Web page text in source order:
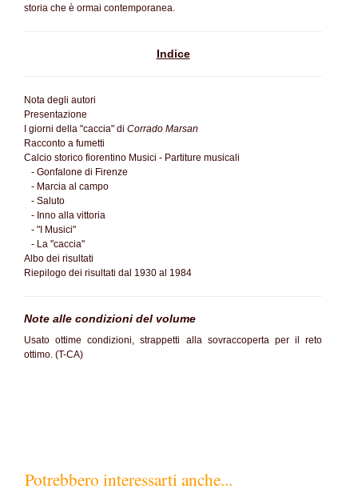
storia che è ormai contemporanea.
Indice
Nota degli autori
Presentazione
I giorni della "caccia" di Corrado Marsan
Racconto a fumetti
Calcio storico fiorentino Musici - Partiture musicali
- Gonfalone di Firenze
- Marcia al campo
- Saluto
- Inno alla vittoria
- "I Musici"
- La "caccia"
Albo dei risultati
Riepilogo dei risultati dal 1930 al 1984
Note alle condizioni del volume
Usato ottime condizioni, strappetti alla sovraccoperta per il reto
ottimo. (T-CA)
Potrebbero interessarti anche...